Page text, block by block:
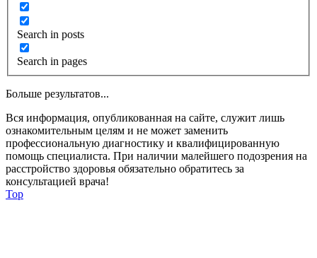
Search in posts
Search in pages
Больше результатов...
Вся информация, опубликованная на сайте, служит лишь
ознакомительным целям и не может заменить
профессиональную диагностику и квалифицированную
помощь специалиста. При наличии малейшего подозрения на
расстройство здоровья обязательно обратитесь за
консультацией врача!
Top